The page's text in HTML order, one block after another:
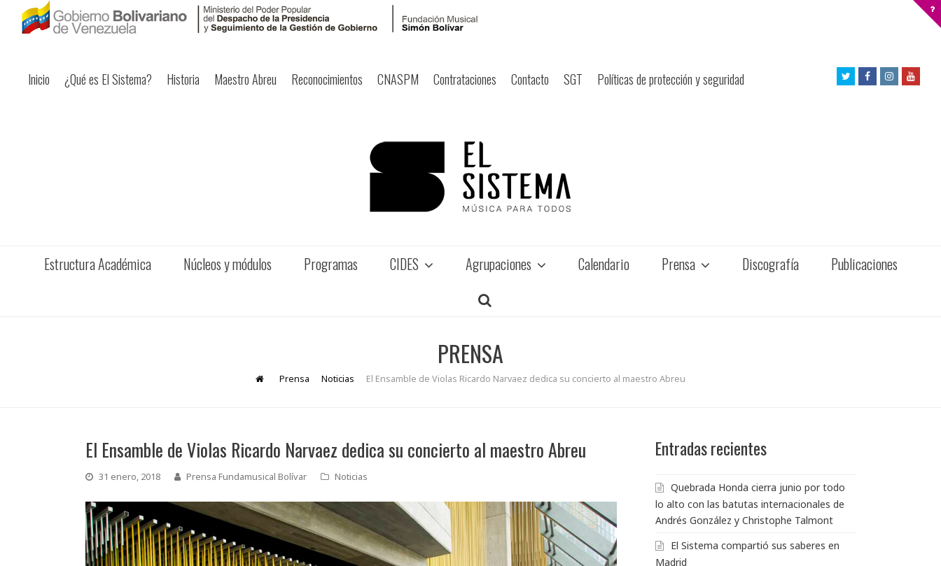
Inicio ¿Qué es El Sistema? Historia Maestro Abreu Reconocimientos CNASPM Contrataciones Contacto SGT Políticas de protección y seguridad
TwitterFacebookInstagram
Estructura Académica Núcleos y módulos Programas CIDES Agrupaciones Calendario Prensa Discografía Publicaciones
PRENSA
Prensa Noticias El Ensamble de Violas Ricardo Narvaez dedica su concierto al maestro Abreu
El Ensamble de Violas Ricardo Narvaez dedica su concierto al maestro Abreu
31 enero, 2018 Prensa Fundamusical Bolívar Noticias
Entradas recientes
Quebrada Honda cierra junio por todo
lo alto con las batutas internacionales de
Andrés González y Christophe Talmont
El Sistema compartió sus saberes en
Madrid